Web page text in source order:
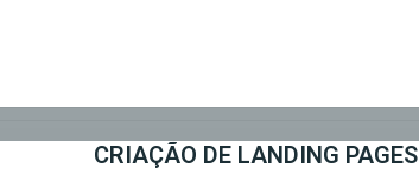
CRIAÇÃO DE LANDING PAGES